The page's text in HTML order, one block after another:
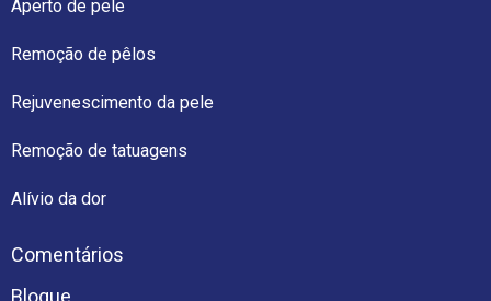
Aperto de pele
Remoção de pêlos
Rejuvenescimento da pele
Remoção de tatuagens
Alívio da dor
Comentários
Blogue